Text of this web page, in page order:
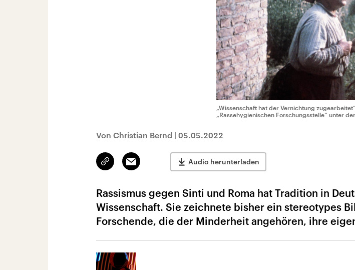
„Wissenschaft hat der Vernichtung
„Rassehygienischen Forschungsstelle“ unter
Von Christian Bernd | 05.05.2022
Link
kopieren/teilen
Email Audio herunterladen
Rassismus gegen Sinti und Roma hat Tradition in
Wissenschaft. Sie zeichnete bisher ein stereotypes
Forschende, die der Minderheit angehören, ihre